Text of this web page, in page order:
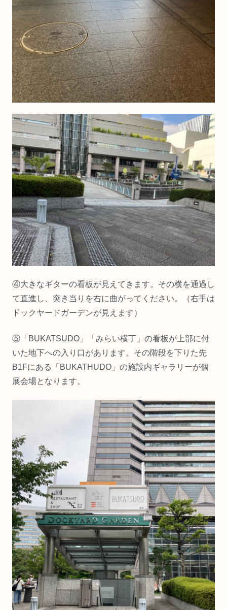
④大きなギターの看板が見えてきます。その横を通過し
て直進し、突き当りを右に曲がってください。（右手は
ドックヤードガーデンが見えます）
⑤「BUKATSUDO」「みらい横丁」の看板が上部に付
いた地下への入り口があります。その階段を下りた先
B1Fにある「BUKATHUDO」の施設内ギャラリーが個
展会場となります。